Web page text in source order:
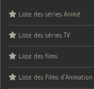
Liste des séries Animé
Liste des séries TV
Liste des films
Liste des Films d’Animation